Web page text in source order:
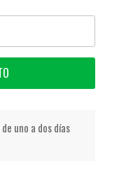
uno a dos días